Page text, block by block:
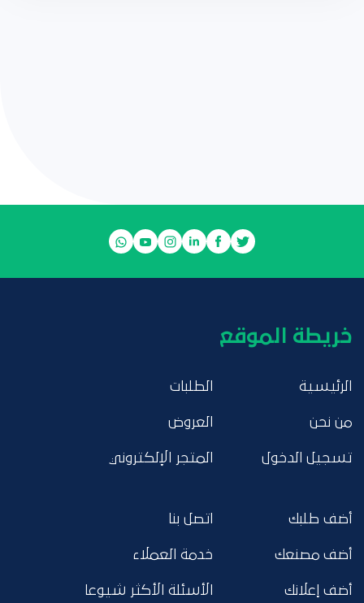
خريطة الموقع
الرئيسية
من نحن
تسجيل الدخول
الطلبات
العروض
المتجر الإلكتروني
أضف طلبك
أضف مصنعك
أضف إعلانك
اتصل بنا
خدمة العملاء
الأسئلة الأكثر شيوعا